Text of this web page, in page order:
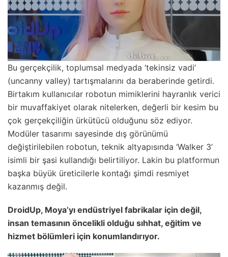
Bu gerçekçilik, toplumsal medyada ‘tekinsiz vadi’
(uncanny valley) tartışmalarını da beraberinde getirdi.
Birtakım kullanıcılar robotun mimiklerini hayranlık verici
bir muvaffakiyet olarak nitelerken, değerli bir kesim bu
çok gerçekçiliğin ürkütücü olduğunu söz ediyor.
Modüler tasarımı sayesinde dış görünümü
değiştirilebilen robotun, teknik altyapısında ‘Walker 3’
isimli bir şasi kullandığı belirtiliyor. Lakin bu platformun
başka büyük üreticilerle kontağı şimdi resmiyet
kazanmış değil.
DroidUp, Moya’yı endüstriyel fabrikalar için değil,
insan temasının öncelikli olduğu sıhhat, eğitim ve
hizmet bölümleri için konumlandırıyor.